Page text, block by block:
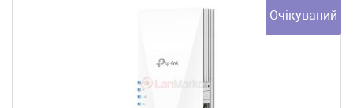
Очікуваний